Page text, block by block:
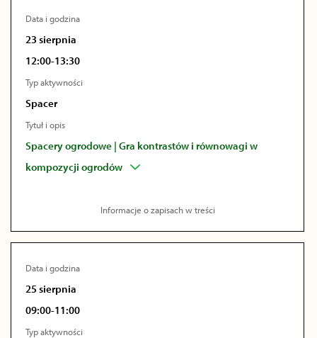
Data i godzina
23 sierpnia
12:00-13:30
Typ aktywności
Spacer
Tytuł i opis
Spacery ogrodowe | Gra kontrastów i równowagi w
kompozycji ogrodów
Informacje o zapisach w treści
Data i godzina
25 sierpnia
09:00-11:00
Typ aktywności